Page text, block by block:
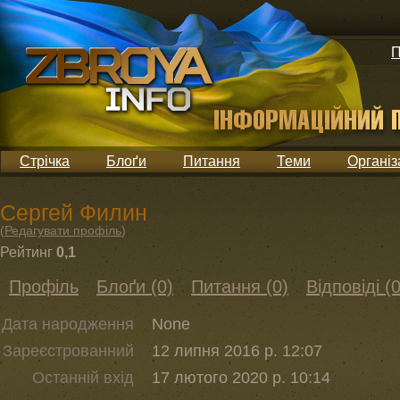
Стрічка Блоґи Питання Теми
Сергей Филин
(Редагувати профіль)
Рейтинг 0,1
Профіль Блоґи (0) Питання (0) Відповіді
Дата народження
None
Зареєстрованний
12 липня 2016 р. 12:07
Останній вхід
17 лютого 2020 р. 10:14